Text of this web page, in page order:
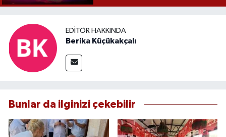
EDITÖR HAKKINDA
Berika Küçükakçalı
Bunlar da ilginizi çekebilir